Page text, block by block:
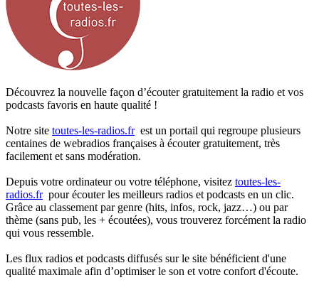
Découvrez la nouvelle façon d’écouter gratuitement la radio et vos
podcasts favoris en haute qualité !
Notre site toutes-les-radios.frest un portail qui regroupe plusieurs
centaines de webradios françaises à écouter gratuitement, très
facilement et sans modération.
Depuis votre ordinateur ou votre téléphone, visitez toutes-les-
radios.frpour écouter les meilleurs radios et podcasts en un clic.
Grâce au classement par genre (hits, infos, rock, jazz…) ou par
thème (sans pub, les + écoutées), vous trouverez forcément la radio
qui vous ressemble.
Les flux radios et podcasts diffusés sur le site bénéficient d'une
qualité maximale afin d’optimiser le son et votre confort d'écoute.